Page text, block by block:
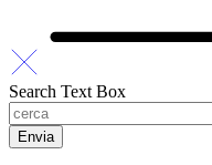
Search Text Box